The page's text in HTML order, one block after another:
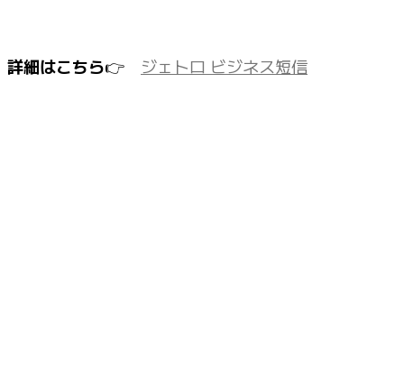
詳細はこちら👉 ジェトロ ビジネス短信